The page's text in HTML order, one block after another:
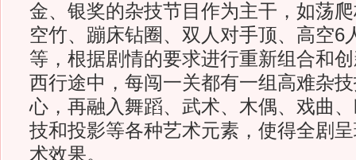
金、银奖的杂技节目作为主干，如荡
空竹、蹦床钻圈、双人对手顶、高空6
等，根据剧情的要求进行重新组合和
西行途中，每闯一关都有一组高难杂
心，再融入舞蹈、武术、木偶、戏曲
技和投影等各种艺术元素，使得全剧
术效果。